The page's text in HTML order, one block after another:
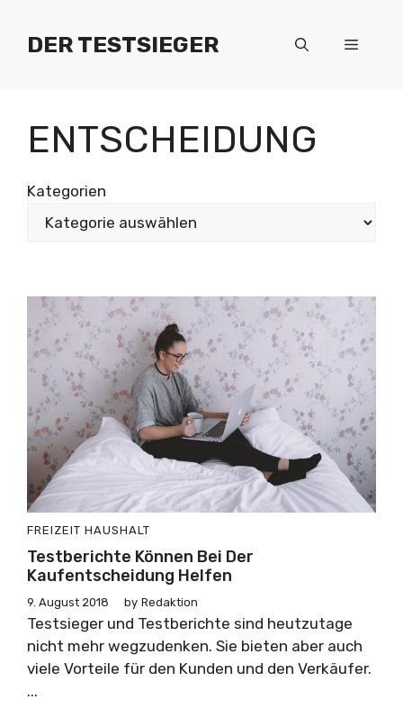
Inhalt
springenDER TESTSIEGER Menü
ENTSCHEIDUNG
Kategorien
FREIZEIT HAUSHALT
Testberichte Können Bei Der
Kaufentscheidung Helfen
9. August 2018 by Redaktion
Testsieger und Testberichte sind heutzutage
nicht mehr wegzudenken. Sie bieten aber auch
viele Vorteile für den Kunden und den Verkäufer.
...